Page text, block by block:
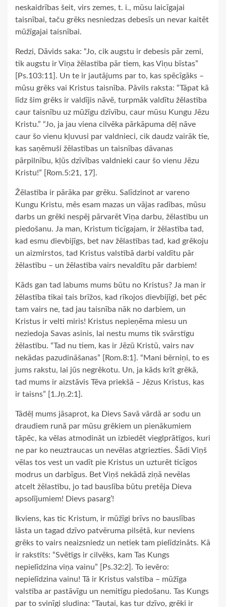
neskaidrības šeit, virs zemes, t. i., mūsu laicīgajai
taisnībai, taču grēks nesniedzas debesīs un nevar kaitēt
mūžīgajai taisnībai.
Redzi, Dāvids saka: “Jo, cik augstu ir debesis pār zemi,
tik augstu ir Viņa žēlastība pār tiem, kas Viņu bīstas”
[Ps.103:11]. Un te ir jautājums par to, kas spēcīgāks –
mūsu grēks vai Kristus taisnība. Pāvils raksta: “Tāpat kā
līdz šim grēks ir valdījis nāvē, turpmāk valdītu žēlastība
caur taisnību uz mūžīgu dzīvību, caur mūsu Kungu Jēzu
Kristu.” “Jo, ja jau viena cilvēka pārkāpuma dēļ nāve
caur šo vienu kļuvusi par valdnieci, cik daudz vairāk tie,
kas saņēmuši žēlastības un taisnības dāvanas
pārpilnību, kļūs dzīvības valdnieki caur šo vienu Jēzu
Kristu!” [Rom.5:21, 17].
Žēlastība ir pārāka par grēku. Salīdzinot ar vareno
Kungu Kristu, mēs esam mazas un vājas radības, mūsu
darbs un grēki nespēj pārvarēt Viņa darbu, žēlastību un
piedošanu. Ja man, Kristum ticīgajam, ir žēlastība tad,
kad esmu dievbijīgs, bet nav žēlastības tad, kad grēkoju
un aizmirstos, tad Kristus valstībā darbi valdītu pār
žēlastību – un žēlastība vairs nevaldītu pār darbiem!
Kāds gan tad labums mums būtu no Kristus? Ja man ir
žēlastība tikai tais brīžos, kad rīkojos dievbijīgi, bet pēc
tam vairs ne, tad jau taisnība nāk no darbiem, un
Kristus ir velti miris! Kristus nepieņēma miesu un
neziedoja Savas asinis, lai nestu mums tik svārstīgu
žēlastību. “Tad nu tiem, kas ir Jēzū Kristū, vairs nav
nekādas pazudināšanas” [Rom.8:1]. “Mani bērniņi, to es
jums rakstu, lai jūs negrēkotu. Un, ja kāds krīt grēkā,
tad mums ir aizstāvis Tēva priekšā – Jēzus Kristus, kas
ir taisns” [1.Jņ.2:1].
Tādēļ mums jāsaprot, ka Dievs Savā vārdā ar sodu un
draudiem runā par mūsu grēkiem un pienākumiem
tāpēc, ka vēlas atmodināt un izbiedēt vieglprātīgos, kuri
ne par ko neuztraucas un nevēlas atgriezties. Šādi Viņš
vēlas tos vest un vadīt pie Kristus un uzturēt ticīgos
modrus un darbīgus. Bet Viņš nekādā ziņā nevēlas
atcelt žēlastību, jo tad bauslība būtu pretēja Dieva
apsolījumiem! Dievs pasarg’!
Ikviens, kas tic Kristum, ir mūžīgi brīvs no bauslības
lāsta un tagad dzīvo patvēruma pilsētā, kur neviens
grēks to vairs neaizsniedz un netiek tam pielīdzināts. Kā
ir rakstīts: “Svētīgs ir cilvēks, kam Tas Kungs
nepielīdzina viņa vainu” [Ps.32:2]. To ievēro:
nepielīdzina vainu! Tā ir Kristus valstība – mūžīga
valstība ar pastāvīgu un nemitīgu piedošanu. Tas Kungs
par to svinīgi sludina: “Tautai, kas tur dzīvo, grēki ir